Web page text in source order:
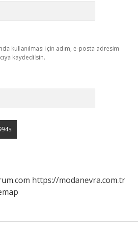
kullanılması için adım, e-posta adresim
kaydedilsin.
https://modanevra.com.tr